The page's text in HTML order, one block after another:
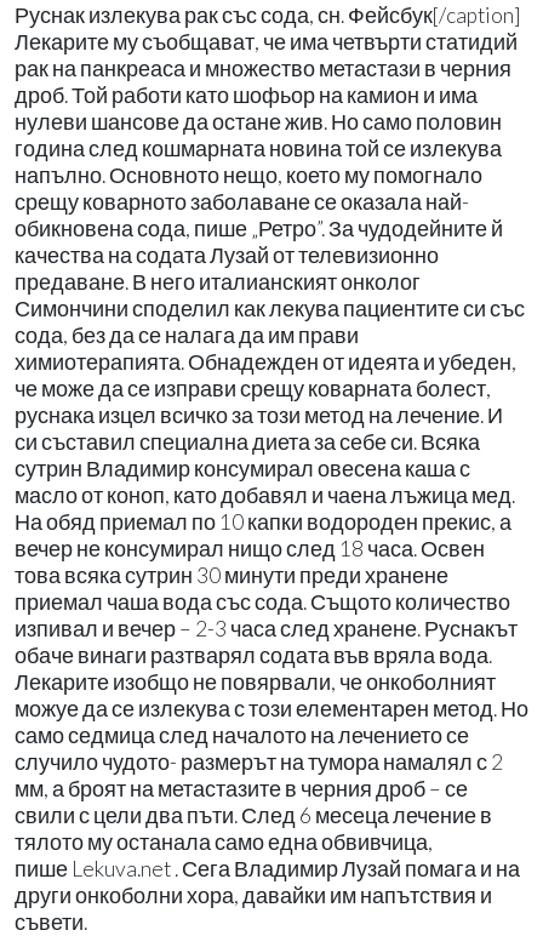
Руснак излекува рак със сода, сн. Фейсбук[/caption]
Лекарите му съобщават, че има четвърти статидий
рак на панкреаса и множество метастази в черния
дроб. Той работи като шофьор на камион и има
нулеви шансове да остане жив. Но само половин
година след кошмарната новина той се излекува
напълно. Основното нещо, което му помогнало
срещу коварното заболаване се оказала най-
обикновена сода, пише „Ретро”. За чудодейните й
качества на содата Лузай от телевизионно
предаване. В него италианският онколог
Симончини споделил как лекува пациентите си със
сода, без да се налага да им прави
химиотерапията. Обнадежден от идеята и убеден,
че може да се изправи срещу коварната болест,
руснака изцел всичко за този метод на лечение. И
си съставил специална диета за себе си. Всяка
сутрин Владимир консумирал овесена каша с
масло от коноп, като добавял и чаена лъжица мед.
На обяд приемал по 10 капки водороден прекис, а
вечер не консумирал нищо след 18 часа. Освен
това всяка сутрин 30 минути преди хранене
приемал чаша вода със сода. Същото количество
изпивал и вечер – 2-3 часа след хранене. Руснакът
обаче винаги разтварял содата във вряла вода.
Лекарите изобщо не повярвали, че онкоболният
можуе да се излекува с този елементарен метод. Но
само седмица след началото на лечението се
случило чудото- размерът на тумора намалял с 2
мм, а броят на метастазите в черния дроб – се
свили с цели два пъти. След 6 месеца лечение в
тялото му останала само една обвивчица,
пише Lekuva.net . Сега Владимир Лузай помага и на
други онкоболни хора, давайки им напътствия и
съвети.